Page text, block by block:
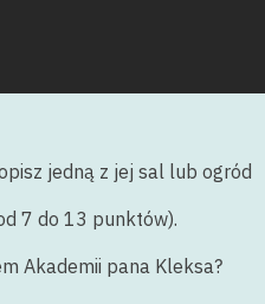
jedną z jej sal lub ogród
7 do 13 punktów).
Akademii pana Kleksa?